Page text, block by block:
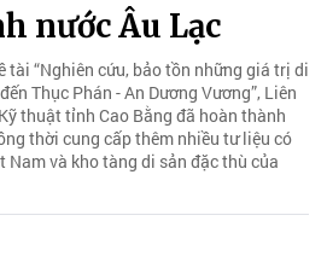
nước Âu Lạc
tài “Nghiên cứu, bảo tồn những giá trị di
Thục Phán - An Dương Vương”, Liên
thuật tỉnh Cao Bằng đã hoàn thành
thời cung cấp thêm nhiều tư liệu có
Nam và kho tàng di sản đặc thù của